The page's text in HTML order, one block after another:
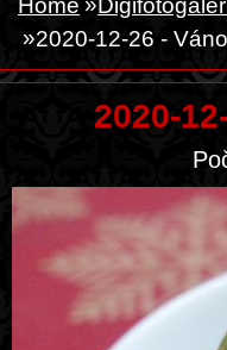
Home
2020-12-26 -
2020-